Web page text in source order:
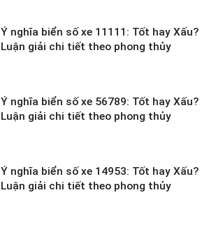
Ý nghĩa biển số xe 11111: Tốt hay Xấu?
Luận giải chi tiết theo phong thủy
Ý nghĩa biển số xe 56789: Tốt hay Xấu?
Luận giải chi tiết theo phong thủy
Ý nghĩa biển số xe 14953: Tốt hay Xấu?
Luận giải chi tiết theo phong thủy